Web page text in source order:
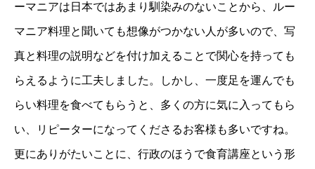
ーマニアは日本ではあまり馴染みのないことから、ルー
マニア料理と聞いても想像がつかない人が多いので、写
真と料理の説明などを付け加えることで関心を持っても
らえるように工夫しました。しかし、一度足を運んでも
らい料理を食べてもらうと、多くの方に気に入ってもら
い、リピーターになってくださるお客様も多いですね。
更にありがたいことに、行政のほうで食育講座という形